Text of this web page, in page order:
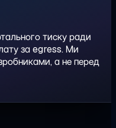
тиску ради
за egress. Ми
а не перед